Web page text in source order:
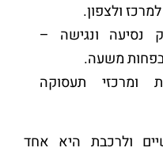
ולצפון.
נסיעה ונגישה –
משעה.
ומרכזי תעסוקה
ולרכבת היא אחד